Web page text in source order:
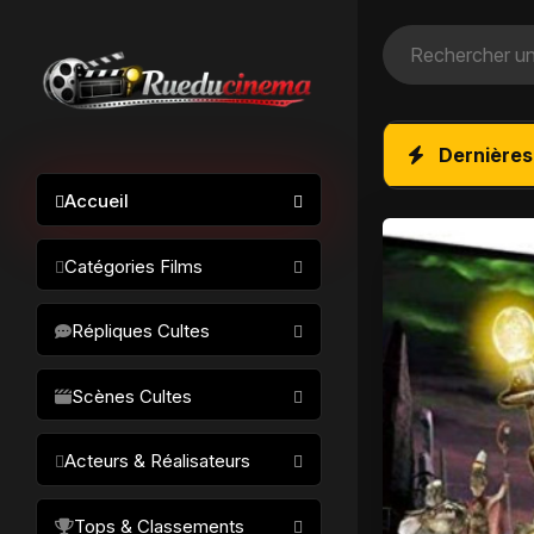
Accueil
Catégories Films
Science-fiction
Drame / Thriller
Comédie/humour
Horreur
Fantastique
Répliques Cultes
Scènes Cultes
Acteurs & Réalisateurs
Tops & Classements